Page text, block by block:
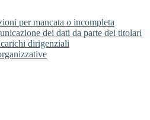
per mancata o incompleta
dei dati da parte dei titolari
dirigenziali